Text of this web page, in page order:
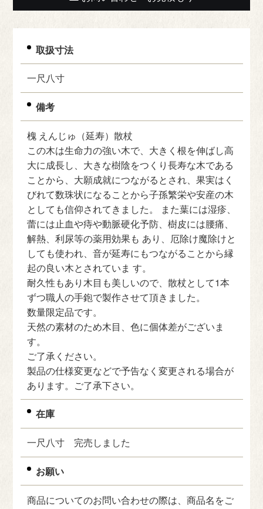
取扱寸法
一尺八寸
備考
槐 えんじゅ（延寿）散杖
この木は生命力の強い木で、大きく根を伸ばし高
大に成長し、大きな樹陰をつくり長寿な木である
ことから、大願成就につながるとされ、果実はく
びれて数珠状になることから子孫繁栄や安産の木
としても信仰されてきました。 また葉には湿疹、
蕾には止血や痔や動脈硬化予防、樹皮には腰痛、
解熱、利尿等の薬用効果も あり、厄除け魔除けと
しても使われ、音が延寿にもつながることから縁
起の良い木とされていま す。
耐久性もあり木目も美しいので、散杖として1本
ずつ職人の手鉋で製作させて頂きました。
数量限定品です。
天然の素材のため木目、色に個体差がございま
す。
ご了承ください。
製品の仕様変更などで予告なく変更される場合が
あります。ご了承下さい。
在庫
一尺八寸 完売しました
お願い
商品についてのお問い合わせの際は、商品名をご